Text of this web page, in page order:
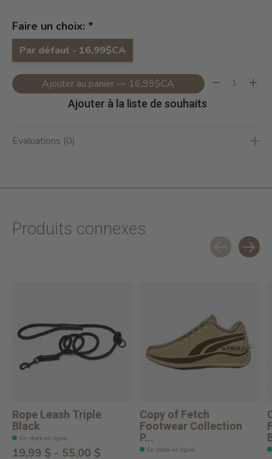
Faire un choix: *
Par défaut - 16,99$CA
Ajouter au panier — 16,99$CA Quantité:
Ajouter à la liste de souhaits
Évaluations (0)
Produits connexes
Rope Leash Triple
Black
En stock en ligne
19,99 $ - 55,00 $
Copy of Fetch
Footwear Collection
P...
En stock en ligne